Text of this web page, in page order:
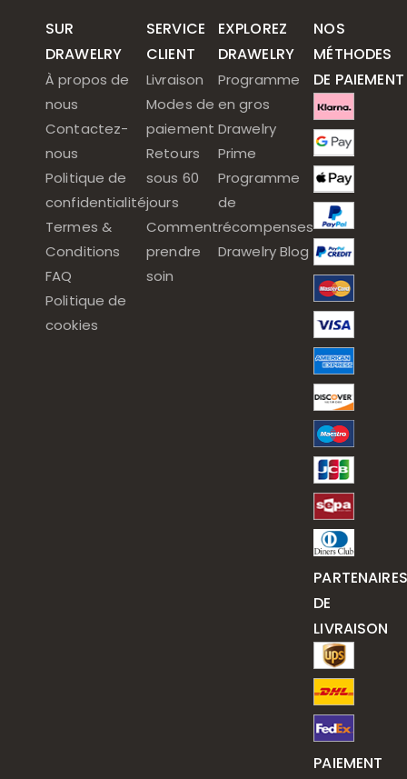
SUR
DRAWELRY
À propos de
nous
Contactez-
nous
Politique de
confidentialité
Termes &
Conditions
FAQ
Politique de
cookies
SERVICE
CLIENT
Livraison
Modes de
paiement
Retours
sous 60
jours
Comment
prendre
soin
EXPLOREZ
DRAWELRY
Programme
en gros
Drawelry
Prime
Programme
de
récompenses
Drawelry Blog
NOS
MÉTHODES
DE PAIEMENT
PARTENAIRES
DE
LIVRAISON
PAIEMENT